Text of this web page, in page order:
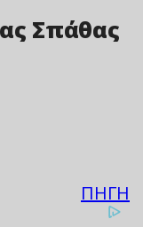
Σπάθας
ΠΗΓΗ